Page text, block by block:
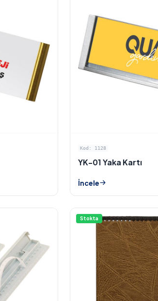
Kod: 1128
YK-01 Yaka Kartı
İncele
Stokta